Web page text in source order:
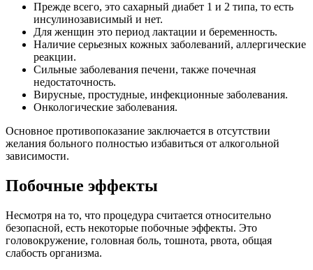
Прежде всего, это сахарный диабет 1 и 2 типа, то есть
инсулинозависимый и нет.
Для женщин это период лактации и беременность.
Наличие серьезных кожных заболеваний, аллергические
реакции.
Сильные заболевания печени, также почечная
недостаточность.
Вирусные, простудные, инфекционные заболевания.
Онкологические заболевания.
Основное противопоказание заключается в отсутствии
желания больного полностью избавиться от алкогольной
зависимости.
Побочные эффекты
Несмотря на то, что процедура считается относительно
безопасной, есть некоторые побочные эффекты. Это
головокружение, головная боль, тошнота, рвота, общая
слабость организма.